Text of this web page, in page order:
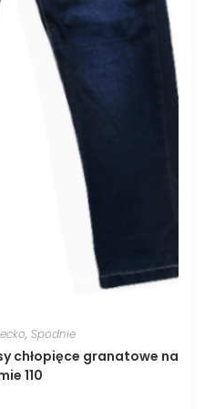
, Spodnie
chłopięce granatowe na
110